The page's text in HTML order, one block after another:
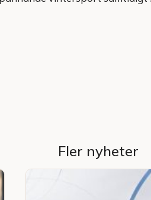
Fler nyheter